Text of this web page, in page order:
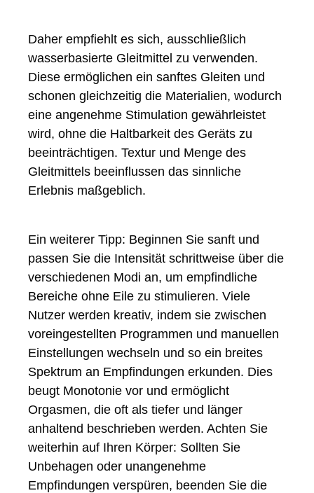
Daher empfiehlt es sich, ausschließlich
wasserbasierte Gleitmittel zu verwenden.
Diese ermöglichen ein sanftes Gleiten und
schonen gleichzeitig die Materialien, wodurch
eine angenehme Stimulation gewährleistet
wird, ohne die Haltbarkeit des Geräts zu
beeinträchtigen. Textur und Menge des
Gleitmittels beeinflussen das sinnliche
Erlebnis maßgeblich.
Ein weiterer Tipp: Beginnen Sie sanft und
passen Sie die Intensität schrittweise über die
verschiedenen Modi an, um empfindliche
Bereiche ohne Eile zu stimulieren. Viele
Nutzer werden kreativ, indem sie zwischen
voreingestellten Programmen und manuellen
Einstellungen wechseln und so ein breites
Spektrum an Empfindungen erkunden. Dies
beugt Monotonie vor und ermöglicht
Orgasmen, die oft als tiefer und länger
anhaltend beschrieben werden. Achten Sie
weiterhin auf Ihren Körper: Sollten Sie
Unbehagen oder unangenehme
Empfindungen verspüren, beenden Sie die